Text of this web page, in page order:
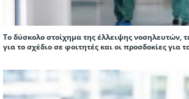
Το δύσκολο στοίχημα της έλλειψης νοσηλευτών,
για το σχέδιο σε φοιτητές και οι προσδοκίες για